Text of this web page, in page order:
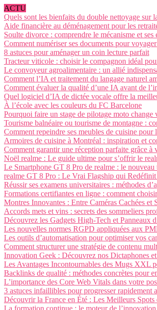
ACTU
Quels sont les bienfaits du double nettoyage sur
Aide financière au déménagement pour les
Soulte divorce : comprendre le mécanisme et ses
Comment numériser ses documents pour
8 astuces pour aménager un coin lecture parfait
Tracteur viticole : choisir le compagnon idéal
Le convoyeur agroalimentaire : un allié
Comment l’IA et traitement du langage naturel
Comment évaluer la qualité d’une IA avant de
Quel logiciel d’IA de dictée vocale offre la
À l’école avec les couleurs du FC Barcelone
Pourquoi faire un stage de pilotage moto change
Tourisme balnéaire ou tourisme de montagne :
Comment repeindre ses meubles de cuisine pour
Armoires de cuisine à Montréal : inspiration et
Comment garantir une réception parfaite grâce à
Noël realme : Le guide ultime pour s’offrir le
Le Smartphone GT 8 Pro de realme : le
realme GT 8 Pro : Le Vrai Flagship qui
Réussir ses examens universitaires : méthodes
Formations certifiantes en ligne : comment
Montres Innovantes : Entre Caméras Cachées et
Accords mets et vins : secrets des sommeliers
Découvrez les Gadgets High-Tech et Panneaux
Les nouvelles normes RGPD appliquées aux
Les outils d’automatisation pour optimiser vos
Comment structurer une stratégie de contenu
Innovation Geek : Découvrez nos Dictaphones
Les Avantages Incontournables des Mugs XXL
Backlinks de qualité : méthodes concrètes pour
L’importance des Core Web Vitals dans votre
3 astuces infaillibles pour progresser rapidement
Découvrir la France en Été : Les Meilleurs
La formation continue : le moteur de